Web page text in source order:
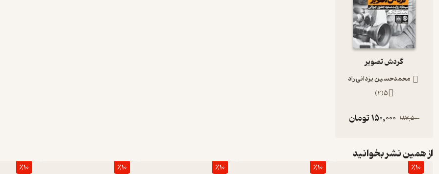
گردش تصویر
محمدحسین یزدانی راد
5
(
2
)
187,500
150,000تومان
از همین نشر بخوانید
٪10 ٪10 ٪10 ٪10 ٪10